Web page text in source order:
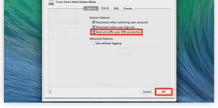
Trust.Zone-United-States-Illinois